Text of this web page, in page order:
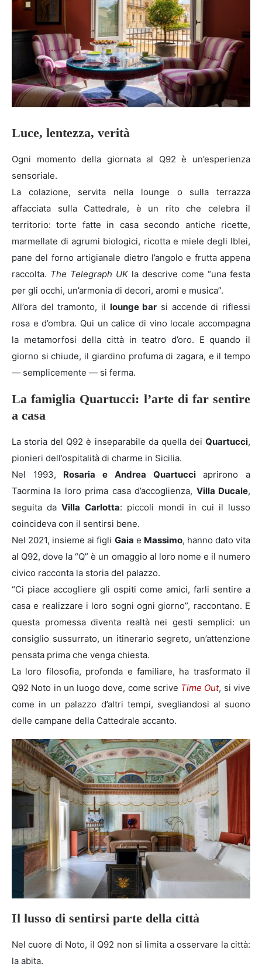
Luce, lentezza, verità
Ogni momento della giornata al Q92 è un’esperienza
sensoriale.
La colazione, servita nella lounge o sulla terrazza
affacciata sulla Cattedrale, è un rito che celebra il
territorio: torte fatte in casa secondo antiche ricette,
marmellate di agrumi biologici, ricotta e miele degli Iblei,
pane del forno artigianale dietro l’angolo e frutta appena
raccolta. The Telegraph UKla descrive come “una festa
per gli occhi, un’armonia di decori, aromi e musica”.
All’ora del tramonto, il lounge bar si accende di riflessi
rosa e d’ombra. Qui un calice di vino locale accompagna
la metamorfosi della città in teatro d’oro. E quando il
giorno si chiude, il giardino profuma di zagara, e il tempo
— semplicemente — si ferma.
La famiglia Quartucci: l’arte di far sentire
a casa
La storia del Q92 è inseparabile da quella dei Quartucci,
pionieri dell’ospitalità di charme in Sicilia.
Nel 1993, Rosaria e Andrea Quartucciaprirono a
Taormina la loro prima casa d’accoglienza, Villa Ducale,
seguita daVilla Carlotta: piccoli mondi in cui il lusso
coincideva con il sentirsi bene.
Nel 2021, insieme ai figli Gaia e Massimo, hanno dato vita
al Q92, dove la “Q” è un omaggio al loro nome e il numero
civico racconta la storia del palazzo.
“Ci piace accogliere gli ospiti come amici, farli sentire a
casa e realizzare i loro sogni ogni giorno”, raccontano. E
questa promessa diventa realtà nei gesti semplici: un
consiglio sussurrato, un itinerario segreto, un’attenzione
pensata prima che venga chiesta.
La loro filosofia, profonda e familiare, ha trasformato il
Q92 Noto in un luogo dove, come scrive Time Out, si vive
come in un palazzo d’altri tempi, svegliandosi al suono
delle campane della Cattedrale accanto.
Il lusso di sentirsi parte della città
Nel cuore di Noto, il Q92 non si limita a osservare la città:
la abita.